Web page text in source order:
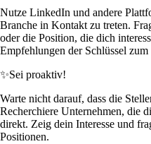
Nutze LinkedIn und andere
Branche in Kontakt zu treten.
oder die Position, die dich
Empfehlungen der Schlüssel
✨Sei proaktiv!
Warte nicht darauf, dass die
Recherchiere Unternehmen, die
direkt. Zeig dein Interesse und
Positionen.